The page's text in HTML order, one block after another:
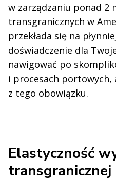
w zarządzaniu ponad 2
transgranicznych w
przekłada się na
doświadczenie dla
nawigować po
i procesach
z tego obowiązku.
Elastyczność
transgranicznej